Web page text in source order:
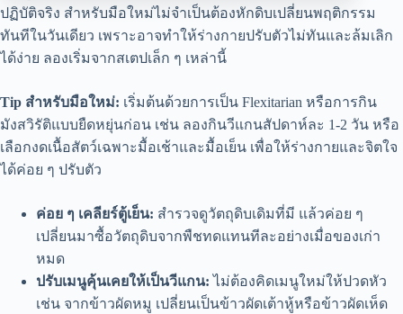
ปฏิบัติจริง สำหรับมือใหม่ไม่จำเป็นต้องหักดิบเปลี่ยนพฤติกรรม
ทันทีในวันเดียว เพราะอาจทำให้ร่างกายปรับตัวไม่ทันและล้มเลิก
ได้ง่าย ลองเริ่มจากสเตปเล็ก ๆ เหล่านี้
Tip สำหรับมือใหม่: เริ่มต้นด้วยการเป็น Flexitarian หรือการกิน
มังสวิรัติแบบยืดหยุ่นก่อน เช่น ลองกินวีแกนสัปดาห์ละ 1-2 วัน หรือ
เลือกงดเนื้อสัตว์เฉพาะมื้อเช้าและมื้อเย็น เพื่อให้ร่างกายและจิตใจ
ได้ค่อย ๆ ปรับตัว
ค่อย ๆ เคลียร์ตู้เย็น: สำรวจดูวัตถุดิบเดิมที่มี แล้วค่อย ๆ
เปลี่ยนมาซื้อวัตถุดิบจากพืชทดแทนทีละอย่างเมื่อของเก่า
หมด
ปรับเมนูคุ้นเคยให้เป็นวีแกน: ไม่ต้องคิดเมนูใหม่ให้ปวดหัว
เช่น จากข้าวผัดหมู เปลี่ยนเป็นข้าวผัดเต้าหู้หรือข้าวผัดเห็ด